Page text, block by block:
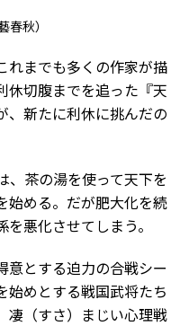
秋）
までも多くの作家が描
休切腹までを追った『天
、新たに利休に挑んだの
茶の湯を使って天下を
始める。だが肥大化を続
悪化させてしまう。
とする迫力の合戦シー
始めとする戦国武将たち
凄（すさ）まじい心理戦